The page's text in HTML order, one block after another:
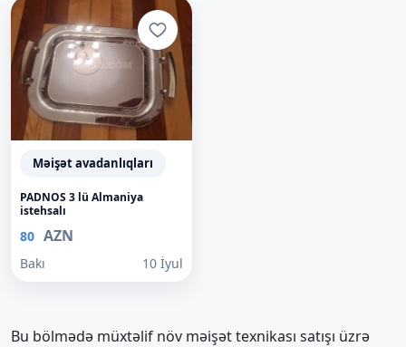
Məişət avadanlıqları
PADNOS 3 lü Almaniya
istehsalı
80 AZN
Bakı 10 İyul
Bu bölmədə müxtəlif növ məişət texnikası satışı üzrə